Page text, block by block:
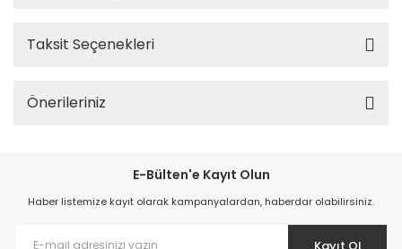
Taksit Seçenekleri
Önerileriniz
E-Bülten'e Kayıt Olun
Haber listemize kayıt olarak kampanyalardan, haberdar olabilirsiniz.
Kayıt Ol